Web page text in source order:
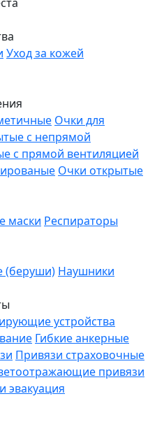
Уход за кожей
Очки для
с непрямой
с прямой вентиляцией
Очки открытые
маски Респираторы
(беруши) Наушники
устройства
Гибкие анкерные
Привязи страховочные
привязи
эвакуация